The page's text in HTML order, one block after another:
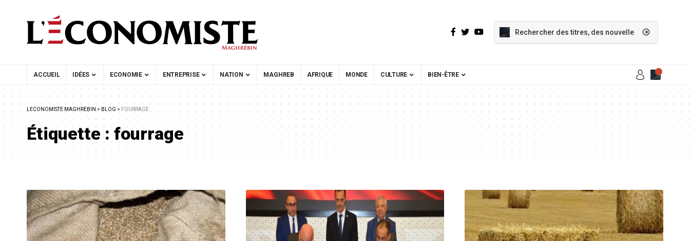
ACCUEIL IDÉES ECONOMIE ENTREPRISE NATION MAGHREB AFRIQUE MONDE CULTURE BIEN-ÊTRE
LECONOMISTE MAGHREBIN > BLOG > FOURRAGE
Étiquette :fourrage